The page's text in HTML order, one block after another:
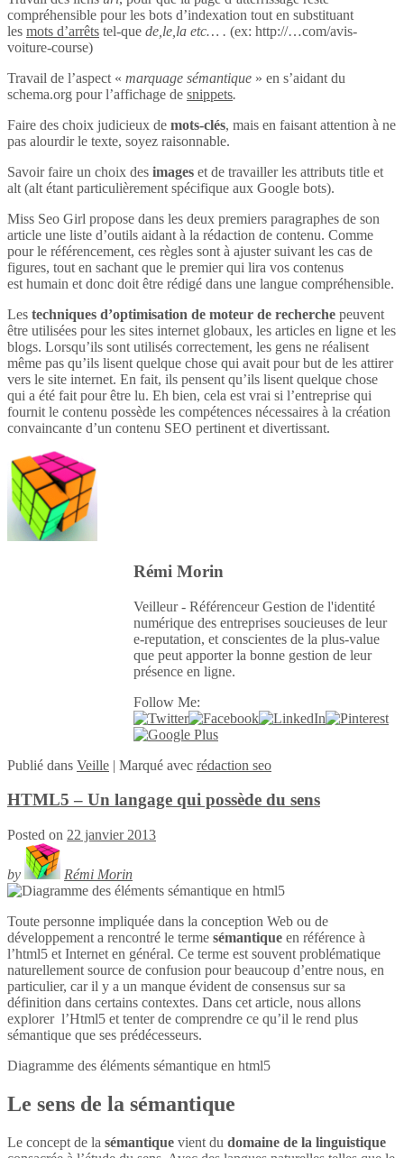
compréhensible pour les bots d’indexation tout en substituant
les mots d’arrêts tel-que de,le,la etc… . (ex: http://…com/avis-
voiture-course)
Travail de l’aspect « marquage sémantique » en s’aidant du
schema.org pour l’affichage de snippets.
Faire des choix judicieux de mots-clés, mais en faisant attention à ne
pas alourdir le texte, soyez raisonnable.
Savoir faire un choix des images et de travailler les attributs title et
alt (alt étant particulièrement spécifique aux Google bots).
Miss Seo Girl propose dans les deux premiers paragraphes de son
article une liste d’outils aidant à la rédaction de contenu. Comme
pour le référencement, ces règles sont à ajuster suivant les cas de
figures, tout en sachant que le premier qui lira vos contenus
est humain et donc doit être rédigé dans une langue compréhensible.
Les techniques d’optimisation de moteur de recherche peuvent
être utilisées pour les sites internet globaux, les articles en ligne et les
blogs. Lorsqu’ils sont utilisés correctement, les gens ne réalisent
même pas qu’ils lisent quelque chose qui avait pour but de les attirer
vers le site internet. En fait, ils pensent qu’ils lisent quelque chose
qui a été fait pour être lu. Eh bien, cela est vrai si l’entreprise qui
fournit le contenu possède les compétences nécessaires à la création
convaincante d’un contenu SEO pertinent et divertissant.
Rémi Morin
Veilleur - Référenceur Gestion de l'identité
numérique des entreprises soucieuses de leur
e-reputation, et conscientes de la plus-value
que peut apporter la bonne gestion de leur
présence en ligne.
Follow Me:
Publié dans Veille | Marqué avec rédaction seo
HTML5 – Un langage qui possède du sens
Posted on 22 janvier 2013
by Rémi Morin
Toute personne impliquée dans la conception Web ou de
développement a rencontré le terme sémantique en référence à
l’html5 et Internet en général. Ce terme est souvent problématique
naturellement source de confusion pour beaucoup d’entre nous, en
particulier, car il y a un manque évident de consensus sur sa
définition dans certains contextes. Dans cet article, nous allons
explorer l’Html5 et tenter de comprendre ce qu’il le rend plus
sémantique que ses prédécesseurs.
Diagramme des éléments sémantique en html5
Le sens de la sémantique
Le concept de la sémantique vient du domaine de la linguistique